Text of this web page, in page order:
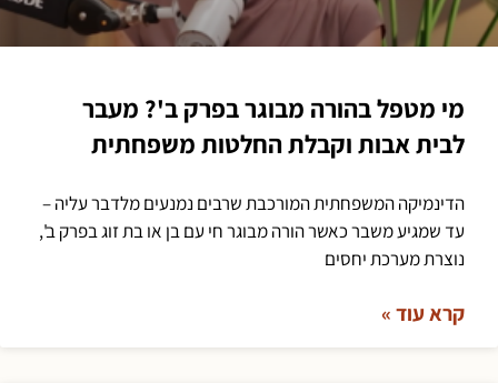
מי מטפל בהורה מבוגר בפרק ב'? מעבר
לבית אבות וקבלת החלטות משפחתית
הדינמיקה המשפחתית המורכבת שרבים נמנעים מלדבר עליה –
עד שמגיע משבר כאשר הורה מבוגר חי עם בן או בת זוג בפרק ב',
נוצרת מערכת יחסים
קרא עוד »